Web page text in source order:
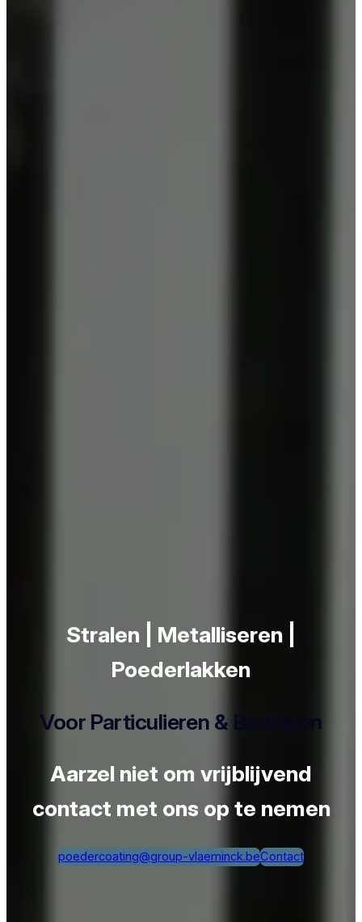
Stralen | Metalliseren |
Poederlakken
Voor Particulieren & Bedrijven
Aarzel niet om vrijblijvend
contact met ons op te nemen
poedercoating@group-vlaeminck.beContact